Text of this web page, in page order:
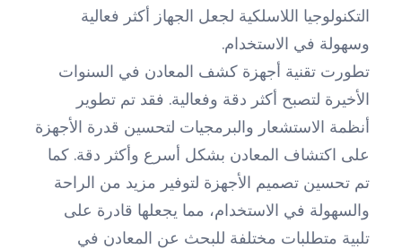
التكنولوجيا اللاسلكية لجعل الجهاز أكثر فعالية
وسهولة في الاستخدام.
تطورت تقنية أجهزة كشف المعادن في السنوات
الأخيرة لتصبح أكثر دقة وفعالية. فقد تم تطوير
أنظمة الاستشعار والبرمجيات لتحسين قدرة الأجهزة
على اكتشاف المعادن بشكل أسرع وأكثر دقة. كما
تم تحسين تصميم الأجهزة لتوفير مزيد من الراحة
والسهولة في الاستخدام، مما يجعلها قادرة على
تلبية متطلبات مختلفة للبحث عن المعادن في